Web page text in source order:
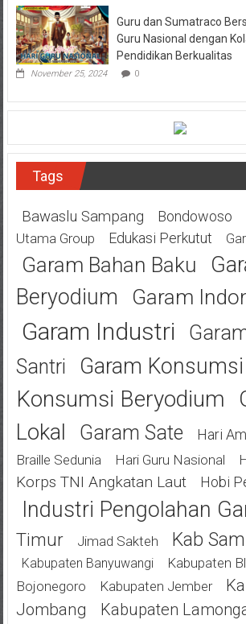
Guru dan Sumatraco
Guru Nasional dengan
Pendidikan Berkualitas
November 25, 2024 0
Tags
Bawaslu Sampang Bondowoso
Utama Group
Edukasi Perkutut
Garam Bahan Baku
Beryodium
Garam
Garam Industri
Santri
Garam Konsumsi
Konsumsi Beryodium
Lokal
Garam Sate Hari
Braille Sedunia
Hari Guru Nasional
Korps TNI Angkatan Laut
Hobi
Industri Pengolahan
Timur
Jimad Sakteh Kab
Kabupaten Banyuwangi Kabupaten
Bojonegoro
Kabupaten Jember
Jombang
Kabupaten